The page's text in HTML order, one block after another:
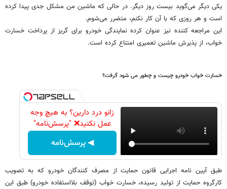
یکی دیگر می‌گوید بیست روز دیگر. در حالی که ماشین من مشکل جدی پیدا کرده
است و هر روزی که با آن کار نکنم، متضرر می‌شوم.
این مراجعه کننده نیز عنوان کرده نمایندگی خودرو برای گریز از پرداخت خسارت
خواب، از پذیرش ماشین تعمیری امتناع کرده است.
خسارت خواب خودرو چیست و چطور می شود گرفت؟
زانو درد دارین؟ به هیچ وجه
عمل نکنید❌ "پرسش‌نامه"
◀ پرسش‌نامه
طبق آیین نامه اجرایی قانون حمایت از مصرف كنندگان خودرو كه به تصویب
كارگروه حمایت از تولید رسیده، خسارت خواب (توقف بلااستفاده خودرو) طبق این